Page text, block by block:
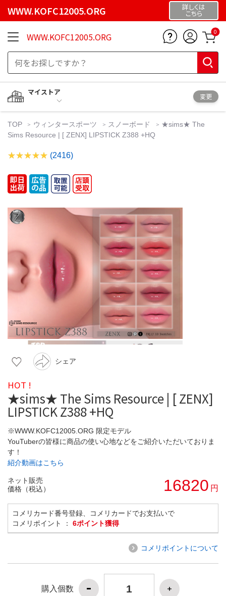
WWW.KOFC12005.ORG 詳しくは
こちら
WWW.KOFC12005.ORG 0
マイストア
変更
TOP ウィンタースポーツ スノーボード
★sims★ The
Sims Resource | [ ZENX] LIPSTICK Z388 +HQ
(2416)
シェア
HOT !
★sims★ The Sims Resource | [ ZENX]
LIPSTICK Z388 +HQ
※WWW.KOFC12005.ORG 限定モデル
YouTuberの皆様に商品の使い心地などをご紹介いただいておりま
す！
紹介動画はこちら
ネット販売
価格（税込）
16820 円
コメリカード番号登録、コメリカードでお支払いで
コメリポイント ： 6ポイント獲得
コメリポイントについて
購入個数